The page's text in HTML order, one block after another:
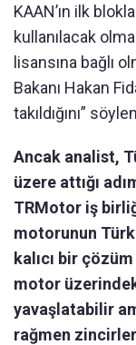
KAAN’ın ilk
kullanılacak
lisansına bağlı
Bakanı Hakan
takıldığını”
Ancak analist,
üzere attığı
TRMotor iş
motorunun
kalıcı bir
motor
yavaşlatabilir
rağmen